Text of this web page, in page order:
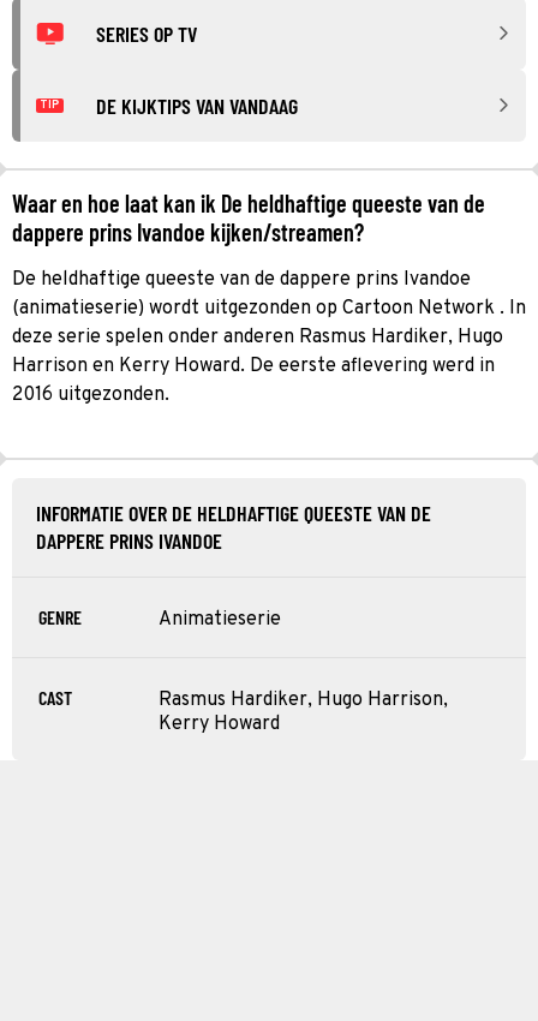
SERIES OP TV
TIP DE KIJKTIPS VAN VANDAAG
Waar en hoe laat kan ik De heldhaftige queeste van de
dappere prins Ivandoe kijken/streamen?
De heldhaftige queeste van de dappere prins Ivandoe
(animatieserie) wordt uitgezonden op Cartoon Network . In
deze serie spelen onder anderen Rasmus Hardiker, Hugo
Harrison en Kerry Howard. De eerste aflevering werd in
2016 uitgezonden.
INFORMATIE OVER DE HELDHAFTIGE QUEESTE VAN DE
DAPPERE PRINS IVANDOE
GENRE Animatieserie
CAST
Rasmus Hardiker, Hugo Harrison,
Kerry Howard